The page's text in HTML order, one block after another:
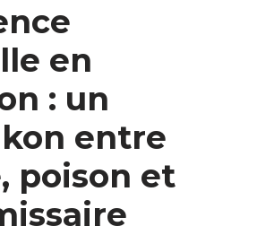
en
: un
entre
poison et